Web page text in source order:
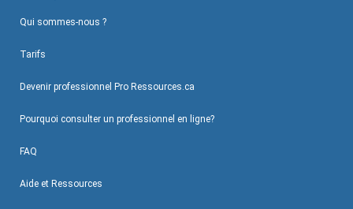
Qui sommes-nous ?
Tarifs
Devenir professionnel Pro Ressources.ca
Pourquoi consulter un professionnel en ligne?
FAQ
Aide et Ressources